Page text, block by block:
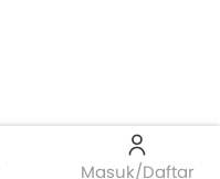
Masuk/Daftar